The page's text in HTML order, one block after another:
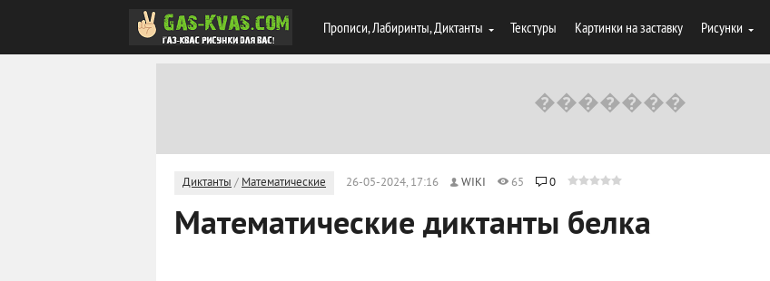
Прописи, Лабиринты, Диктанты Текстуры Картинки на заставку Рисунки
Диктанты / Математические 26-05-2024, 17:16 WIKI 65 0
Математические диктанты белка